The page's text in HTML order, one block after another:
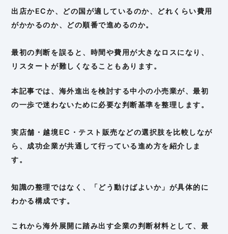
出店かECか、どの国が適しているのか、どれくらい費用
がかかるのか、どの順番で進めるのか。
最初の判断を誤ると、時間や費用が大きなロスになり、
リスタートが難しくなることもあります。
本記事では、海外進出を検討する中小の小売業が、最初
の一歩で迷わないために必要な判断基準を整理します。
実店舗・越境EC・テスト販売などの選択肢を比較しなが
ら、成功企業が共通して行っている進め方を紹介しま
す。
知識の整理ではなく、「どう動けばよいか」が具体的に
わかる構成です。
これから海外展開に踏み出す企業の判断材料として、最